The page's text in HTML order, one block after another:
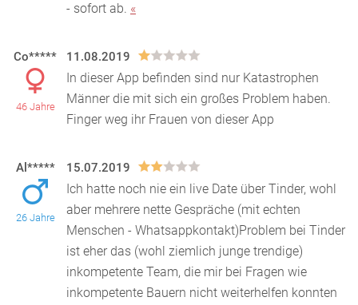
- sofort ab. «
Co*****
46 Jahre
11.08.2019
In dieser App befinden sind nur Katastrophen
Männer die mit sich ein großes Problem haben.
Finger weg ihr Frauen von dieser App
Al*****
26 Jahre
15.07.2019
Ich hatte noch nie ein live Date über Tinder, wohl
aber mehrere nette Gespräche (mit echten
Menschen - Whatsappkontakt)Problem bei Tinder
ist eher das (wohl ziemlich junge trendige)
inkompetente Team, die mir bei Fragen wie
inkompetente Bauern nicht weiterhelfen konnten